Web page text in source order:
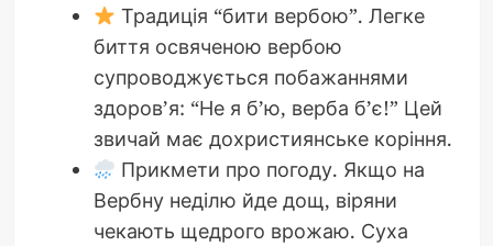
Традиція “бити вербою”. Легке
биття освяченою вербою
супроводжується побажаннями
здоров’я: “Не я б’ю, верба б’є!” Цей
звичай має дохристиянське коріння.
Прикмети про погоду. Якщо на
Вербну неділю йде дощ, віряни
чекають щедрого врожаю. Суха